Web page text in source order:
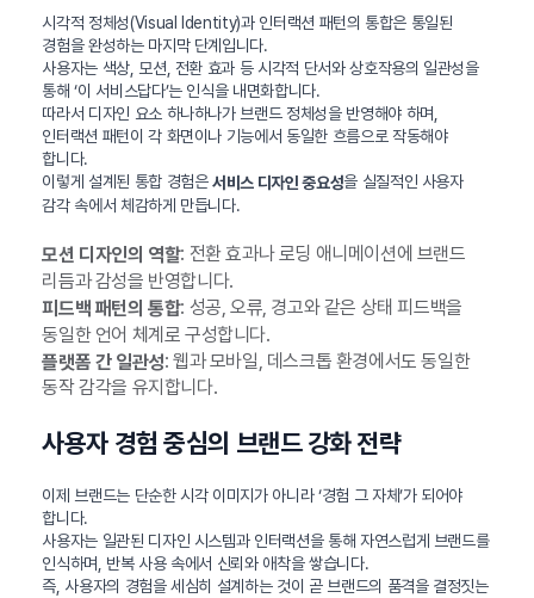
시각적 정체성(Visual Identity)과 인터랙션 패턴의 통합은 통일된
경험을 완성하는 마지막 단계입니다.
사용자는 색상, 모션, 전환 효과 등 시각적 단서와 상호작용의 일관성을
통해 ‘이 서비스답다’는 인식을 내면화합니다.
따라서 디자인 요소 하나하나가 브랜드 정체성을 반영해야 하며,
인터랙션 패턴이 각 화면이나 기능에서 동일한 흐름으로 작동해야
합니다.
이렇게 설계된 통합 경험은서비스 디자인 중요성을 실질적인 사용자
감각 속에서 체감하게 만듭니다.
모션 디자인의 역할: 전환 효과나 로딩 애니메이션에 브랜드
리듬과 감성을 반영합니다.
피드백 패턴의 통합: 성공, 오류, 경고와 같은 상태 피드백을
동일한 언어 체계로 구성합니다.
플랫폼 간 일관성: 웹과 모바일, 데스크톱 환경에서도 동일한
동작 감각을 유지합니다.
사용자 경험 중심의 브랜드 강화 전략
이제 브랜드는 단순한 시각 이미지가 아니라 ‘경험 그 자체’가 되어야
합니다.
사용자는 일관된 디자인 시스템과 인터랙션을 통해 자연스럽게 브랜드를
인식하며, 반복 사용 속에서 신뢰와 애착을 쌓습니다.
즉, 사용자의 경험을 세심히 설계하는 것이 곧 브랜드의 품격을 결정짓는